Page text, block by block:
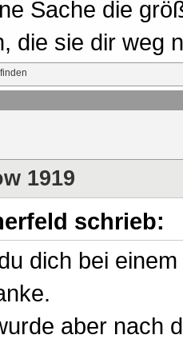
Sache die
die sie dir weg
1919
schrieb:
dich bei
aber nach